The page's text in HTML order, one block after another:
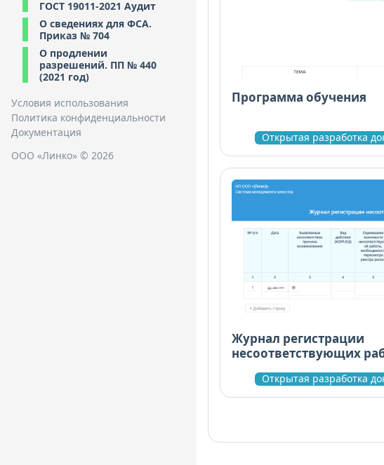
ГОСТ 19011-2021 Аудит
О сведениях для ФСА.
Приказ № 704
О продлении
разрешений. ПП № 440
(2021 год)
Условия использования
Политика конфиденциальности
Документация
ООО «Линко» © 2026
Программа обучения
Открытая разработка
Журнал регистрации
несоответствующих
действий
Открытая разработка